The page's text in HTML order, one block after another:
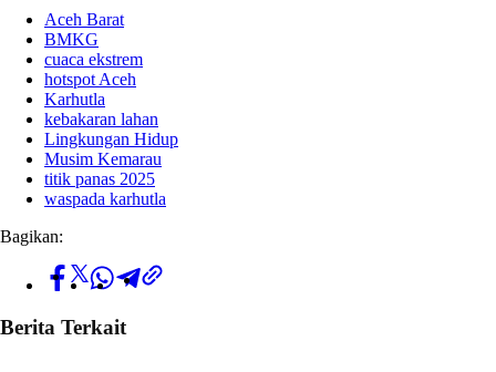
Aceh Barat
BMKG
cuaca ekstrem
hotspot Aceh
Karhutla
kebakaran lahan
Lingkungan Hidup
Musim Kemarau
titik panas 2025
waspada karhutla
Bagikan:
Berita Terkait